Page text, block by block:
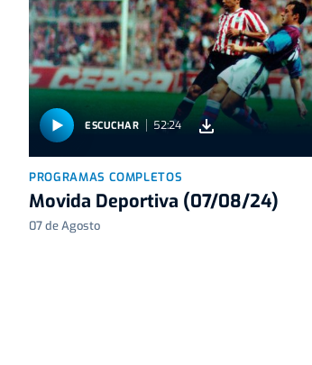
ESCUCHAR 52:24
PROGRAMAS COMPLETOS
Movida Deportiva (07/08/24)
07 de Agosto